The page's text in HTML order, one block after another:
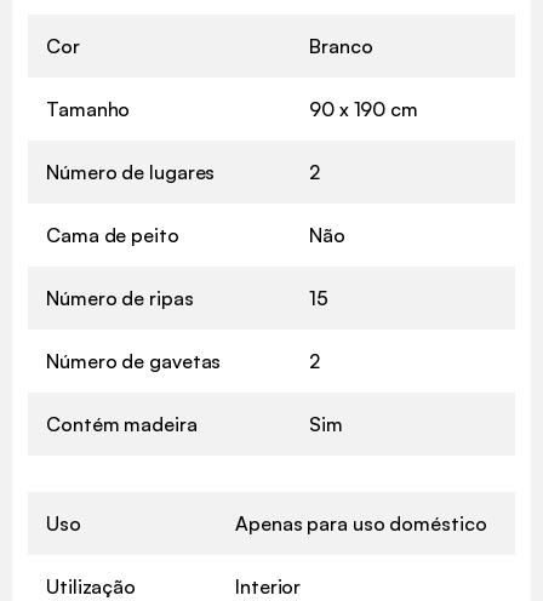
Cor Branco
Tamanho 90 x 190 cm
Número de lugares 2
Cama de peito Não
Número de ripas 15
Número de gavetas 2
Contém madeira Sim
Uso Apenas para uso doméstico
Utilização Interior